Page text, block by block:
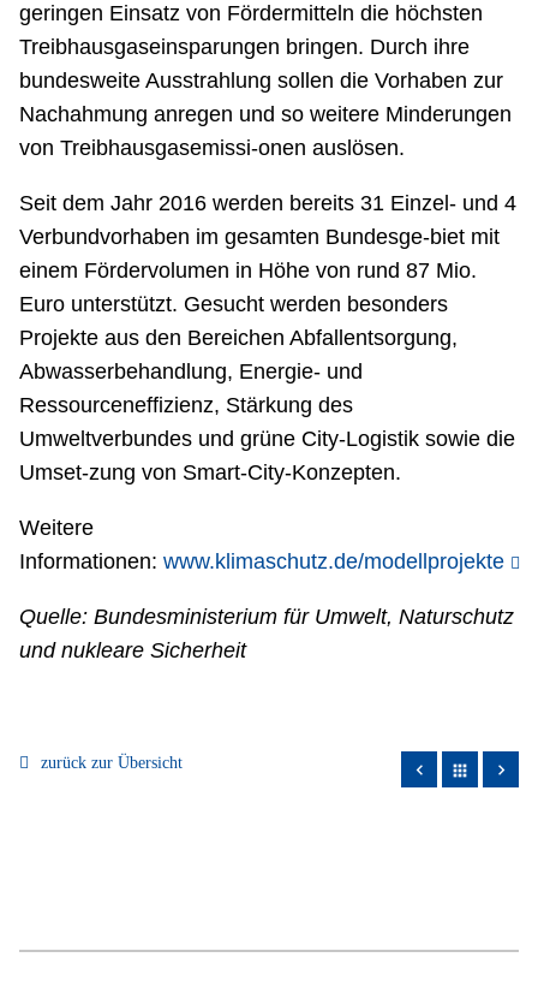
geringen Einsatz von Fördermitteln die höchsten
Treibhausgaseinsparungen bringen. Durch ihre
bundesweite Ausstrahlung sollen die Vorhaben zur
Nachahmung anregen und so weitere Minderungen
von Treibhausgasemissi-onen auslösen.
Seit dem Jahr 2016 werden bereits 31 Einzel- und 4
Verbundvorhaben im gesamten Bundesge-biet mit
einem Fördervolumen in Höhe von rund 87 Mio.
Euro unterstützt. Gesucht werden besonders
Projekte aus den Bereichen Abfallentsorgung,
Abwasserbehandlung, Energie- und
Ressourceneffizienz, Stärkung des
Umweltverbundes und grüne City-Logistik sowie die
Umset-zung von Smart-City-Konzepten.
Weitere
Informationen: www.klimaschutz.de/modellprojekte
Quelle: Bundesministerium für Umwelt, Naturschutz
und nukleare Sicherheit
zurück zur Übersicht apps